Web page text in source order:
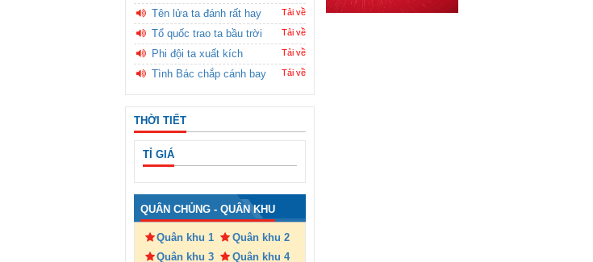
Tên lửa ta đánh rất hay Tải về
Tổ quốc trao ta bầu trời Tải về
Phi đội ta xuất kích Tải về
Tình Bác chắp cánh bay Tải về
THỜI TIẾT
TỈ GIÁ
QUÂN CHỦNG - QUÂN KHU
Quân khu 1
Quân khu 2
Quân khu 3
Quân khu 4